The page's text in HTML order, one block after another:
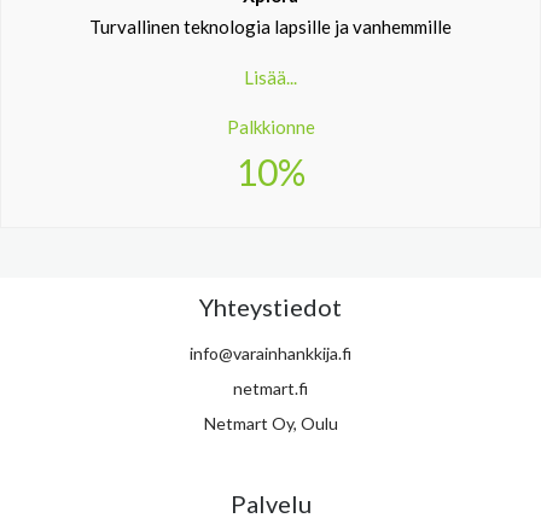
Turvallinen teknologia lapsille ja vanhemmille
Lisää...
Palkkionne
10%
Yhteystiedot
info@varainhankkija.fi
netmart.fi
Netmart Oy, Oulu
Palvelu